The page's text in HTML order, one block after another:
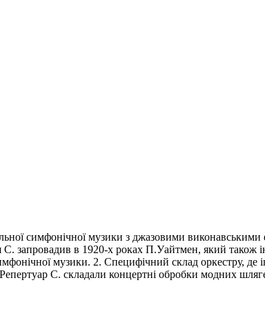
симфонічної музики з джазовими
запровадив в 1920-х роках П.Уайтмен, який також
музики. 2. Специфічний склад оркестру,
С. складали концертні обробки модних